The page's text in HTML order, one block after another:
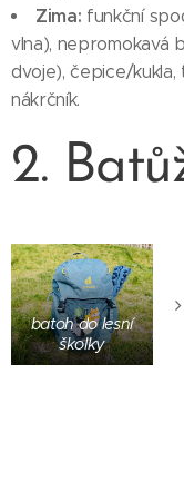
Zima: funkční
vlna), nepromokavá
dvoje), čepice/
nákrčník.
2.
batoh do lesní
školky